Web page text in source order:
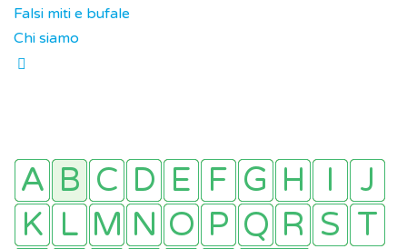
Falsi miti e bufale
Chi siamo